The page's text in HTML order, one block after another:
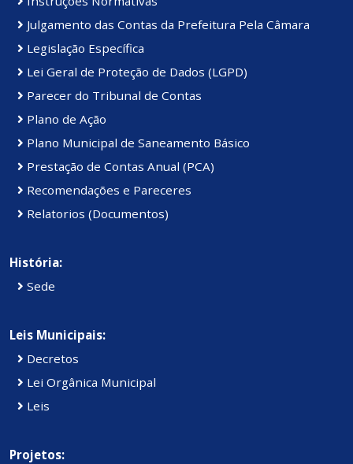
Julgamento das Contas da Prefeitura Pela Câmara
Legislação Específica
Lei Geral de Proteção de Dados (LGPD)
Parecer do Tribunal de Contas
Plano de Ação
Plano Municipal de Saneamento Básico
Prestação de Contas Anual (PCA)
Recomendações e Pareceres
Relatorios (Documentos)
História:
Sede
Leis Municipais:
Decretos
Lei Orgânica Municipal
Leis
Projetos: